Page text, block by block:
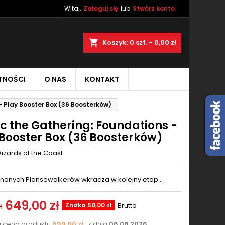
Witaj, Zaloguj się lub Stwórz konto
Koszyk 0 szt. - 0,00 zł
O NAS KONTAKT
Booster Box (36 Boosterków)
the Gathering: Foundations -
Box (36 Boosterków)
of the Coast
Plansewalkerów wkracza w kolejny etap...
649,00 zł Zniżka 50,00 zł
Brutto